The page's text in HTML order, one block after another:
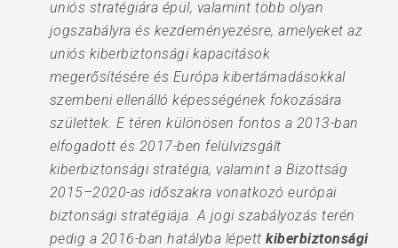
uniós stratégiára épül, valamint több olyan
jogszabályra és kezdeményezésre, amelyeket az
uniós kiberbiztonsági kapacitások
megerősítésére és Európa kibertámadásokkal
szembeni ellenálló képességének fokozására
születtek. E téren különösen fontos a 2013-ban
elfogadott és 2017-ben felülvizsgált
kiberbiztonsági stratégia, valamint a Bizottság
2015–2020-as időszakra vonatkozó európai
biztonsági stratégiája. A jogi szabályozás terén
pedig a 2016-ban hatályba lépettkiberbiztonsági